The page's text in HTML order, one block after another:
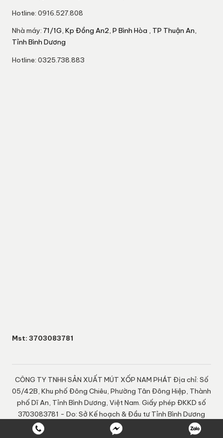
Hotline: 0916.527.808
Nhà máy: 71/1G, Kp Đồng An2, P Bình Hòa , TP Thuận An,
Tỉnh Bình Dương
Hotline: 0325.738.883
Mst: 3703083781
CÔNG TY TNHH SẢN XUẤT MÚT XỐP NAM PHÁT Địa chỉ: Số
05/42B, Khu phố Đông Chiêu, Phường Tân Đông Hiệp, Thành
phố Dĩ An, Tỉnh Bình Dương, Việt Nam. Giấy phép ĐKKD số
3703083781 - Do: Sở Kế hoạch & Đầu tư Tỉnh Bình Dương
cấp ngày 20-09-2022 Chịu trách nhiệm nội dung: Nguyễn